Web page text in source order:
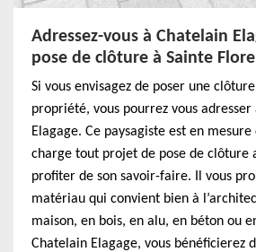
Adressez-vous à Chatelain
pose de clôture à Sainte
Si vous envisagez de poser une
propriété, vous pourrez vous adresser
Elagage. Ce paysagiste est en
charge tout projet de pose de clôture
profiter de son savoir-faire. Il vous
matériau qui convient bien à
maison, en bois, en alu, en béton ou
Chatelain Elagage, vous bénéficierez